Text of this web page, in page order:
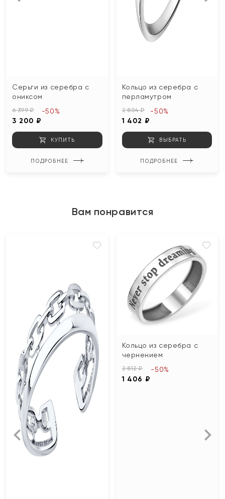
Серьги из серебра с
ониксом
6 399 ₽
3 200 ₽
-50%
КУПИТЬ
ПОДРОБНЕЕ
Кольцо из серебра с
перламутром
2 804 ₽
1 402 ₽
-50%
ВЫБРАТЬ
ПОДРОБНЕЕ
Вам понравится
Кольцо из серебра с
чернением
2 812 ₽
1 406 ₽
-50%